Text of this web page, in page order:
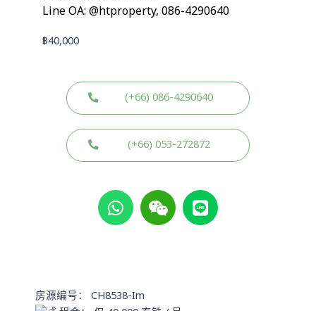
Line OA: @htproperty, 086-4290640
฿40,000
(+66) 086-4290640
(+66) 053-272872
W
h
a
p
W
e
i
L
i
n
房源编号： CH8538-Im